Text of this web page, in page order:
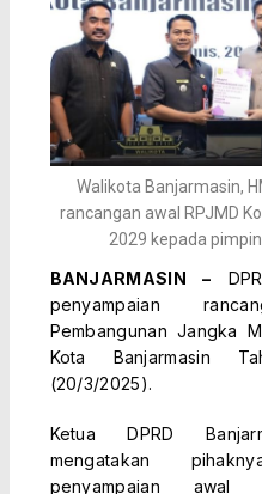
Walikota Banjarmasin,
rancangan awal RPJMD
2029 kepada
BANJARMASIN –
penyampaian
Pembangunan Jangka
Kota Banjarmasin
(20/3/2025).
Ketua DPRD
mengatakan
penyampaian awal